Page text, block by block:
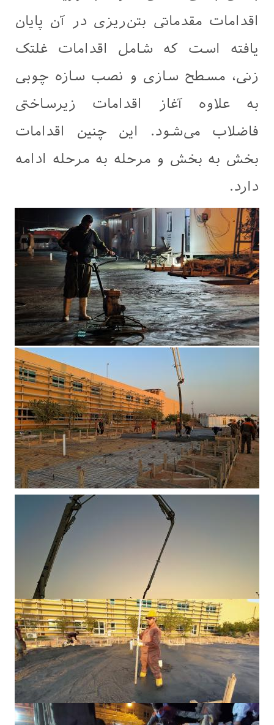
اقدامات مقدماتی بتن‌ریزی در آن پایان
یافته است که شامل اقدامات غلتک
زنی، مسطح سازی و نصب سازه چوبی
به علاوه آغاز اقدامات زیرساختی
فاضلاب می‌شود. این چنین اقدامات
بخش به بخش و مرحله به مرحله ادامه
دارد.